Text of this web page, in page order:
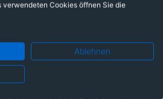
Wien
der AK Wien setze ich
Finanzprodukte
verwendeten Cookies öffnen Sie die
Ablehnen